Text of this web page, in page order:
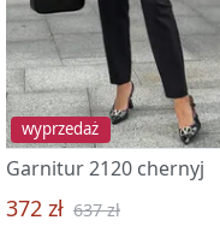
wyprzedaż
Garnitur 2120 chernyj
372 zł 637 zł